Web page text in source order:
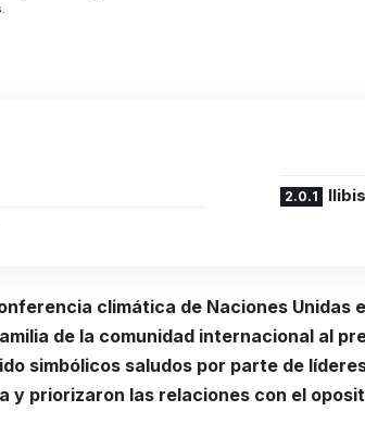
climática de Naciones Unidas
de la comunidad internacional al
simbólicos saludos por parte de
y priorizaron las relaciones con el